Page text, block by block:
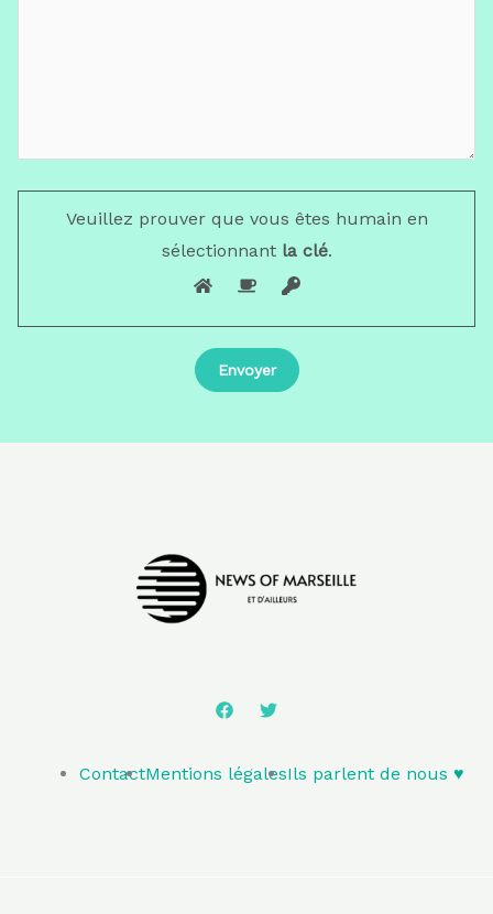
Veuillez prouver que vous êtes humain en
sélectionnantla clé.
ContactMentions légalesIls parlent de nous ♥️